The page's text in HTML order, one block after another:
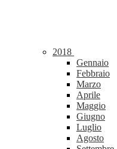
2018
Gennaio
Febbraio
Marzo
Aprile
Maggio
Giugno
Luglio
Agosto